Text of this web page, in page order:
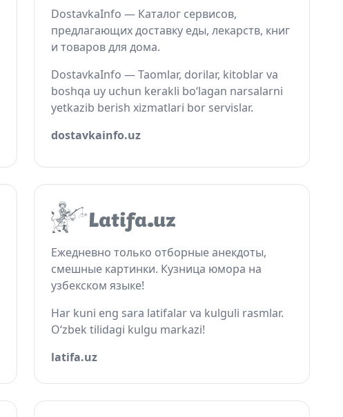
DostavkaInfo — Каталог сервисов,
предлагающих доставку еды, лекарств, книг
и товаров для дома.
DostavkaInfo — Taomlar, dorilar, kitoblar va
boshqa uy uchun kerakli bo‘lagan narsalarni
yetkazib berish xizmatlari bor servislar.
dostavkainfo.uz
Ежедневно только отборные анекдоты,
смешные картинки. Кузница юмора на
узбекском языке!
Har kuni eng sara latifalar va kulguli rasmlar.
O‘zbek tilidagi kulgu markazi!
latifa.uz